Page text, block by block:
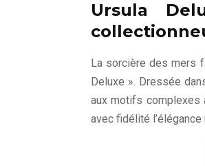
Ursula
La sorcière des mers
Deluxe ». Dressée
aux motifs complexes
avec fidélité